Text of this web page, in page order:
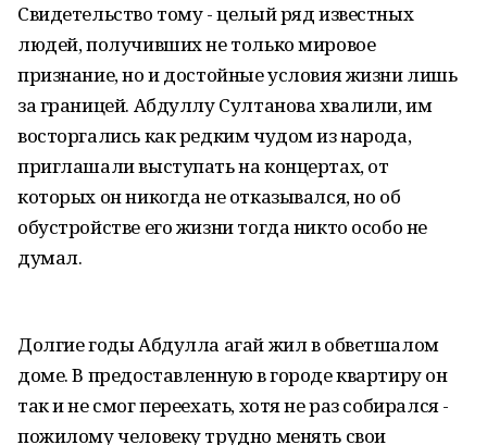
Свидетельство тому - целый ряд известных
людей, получивших не только мировое
признание, но и достойные условия жизни лишь
за границей. Абдуллу Султанова хвалили, им
восторгались как редким чудом из народа,
приглашали выступать на концертах, от
которых он никогда не отказывался, но об
обустройстве его жизни тогда никто особо не
думал.
Долгие годы Абдулла агай жил в обветшалом
доме. В предоставленную в городе квартиру он
так и не смог переехать, хотя не раз собирался -
пожилому человеку трудно менять свои